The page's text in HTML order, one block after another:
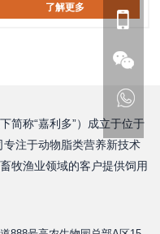
了解更多
简称“嘉利多”）成立于位于
注于动物脂类营养新技术
牧渔业领域的客户提供饲用